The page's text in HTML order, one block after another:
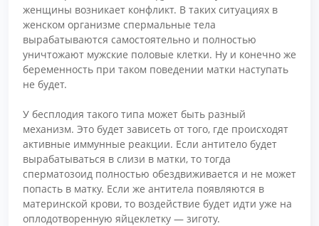
женщины возникает конфликт. В таких ситуациях в
женском организме спермальные тела
вырабатываются самостоятельно и полностью
уничтожают мужские половые клетки. Ну и конечно же
беременность при таком поведении матки наступать
не будет.
У бесплодия такого типа может быть разный
механизм. Это будет зависеть от того, где происходят
активные иммунные реакции. Если антитело будет
вырабатываться в слизи в матки, то тогда
сперматозоид полностью обездвиживается и не может
попасть в матку. Если же антитела появляются в
материнской крови, то воздействие будет идти уже на
оплодотворенную яйцеклетку — зиготу.